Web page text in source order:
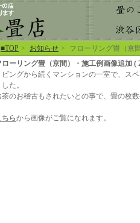
■TOP > お知らせ > フローリング畳（京
ローリング畳（京間）・施工例画像追加 (
ビングから続くマンションの一室で、ス
した。
茶のお稽古もされたいとの事で、畳の枚
ちらから画像がご覧になれます。